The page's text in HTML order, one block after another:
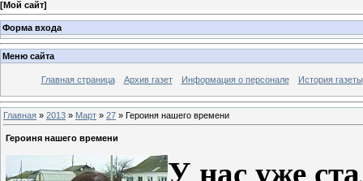
[Мой сайт]
Форма входа
Меню сайта
Главная страница Архив газет Информация о персонале История газеты
Главная » 2013 » Март » 27 » Героиня нашего времени
Героиня нашего времени
У нас уже